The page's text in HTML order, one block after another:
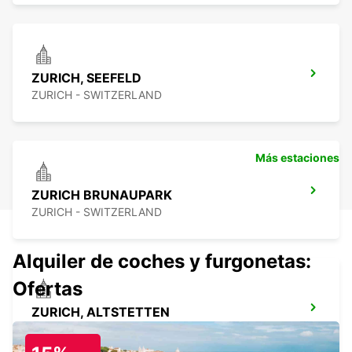
ZURICH, SEEFELD
ZURICH - SWITZERLAND
ZURICH BRUNAUPARK
ZURICH - SWITZERLAND
ZURICH, ALTSTETTEN
ZURICH - SWITZERLAND
Más estaciones
Alquiler de coches y furgonetas:
Ofertas